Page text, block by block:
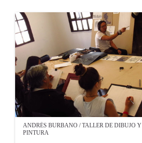
ANDRÉS BURBANO / TALLER DE DIBUJO Y
PINTURA